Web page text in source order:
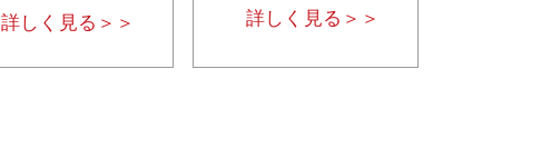
詳しく見る＞＞ 詳しく見る＞＞